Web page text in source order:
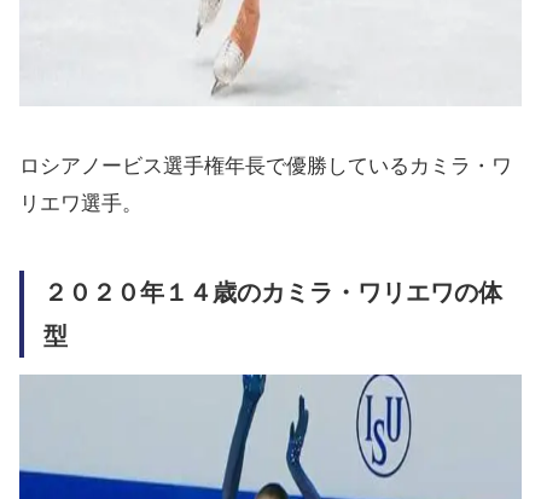
ロシアノービス選手権年長で優勝しているカミラ・ワ
リエワ選手。
２０２０年１４歳のカミラ・ワリエワの体
型